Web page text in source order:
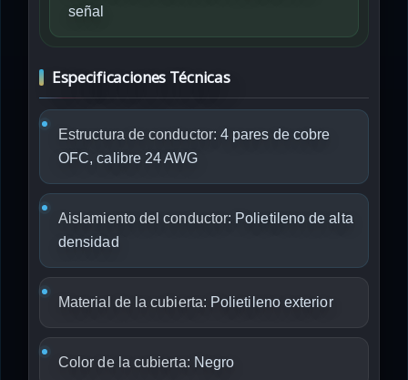
señal
Especificaciones Técnicas
Estructura de conductor: 4 pares de cobre
OFC, calibre 24 AWG
Aislamiento del conductor: Polietileno de alta
densidad
Material de la cubierta: Polietileno exterior
Color de la cubierta: Negro